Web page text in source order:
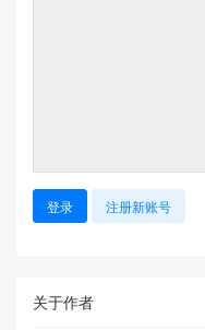
登录 注册新账号
关于作者